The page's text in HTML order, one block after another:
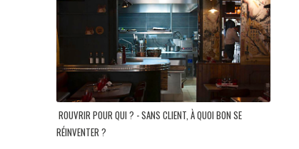
ROUVRIR POUR QUI ? - SANS CLIENT, À QUOI BON SE
RÉINVENTER ?